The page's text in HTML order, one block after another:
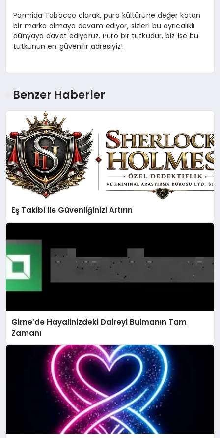
Parmida Tabacco olarak, puro kültürüne değer katan
bir marka olmaya devam ediyor, sizleri bu ayrıcalıklı
dünyaya davet ediyoruz. Puro bir tutkudur, biz ise bu
tutkunun en güvenilir adresiyiz!
Benzer Haberler
Eş Takibi ile Güvenliğinizi Artırın
Girne’de Hayalinizdeki Daireyi Bulmanın Tam
Zamanı